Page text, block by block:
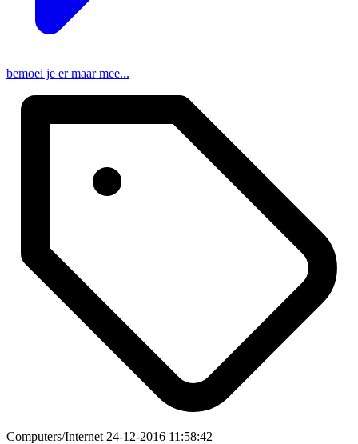
bemoei je er maar mee...
Computers/Internet 24-12-2016 11:58:42